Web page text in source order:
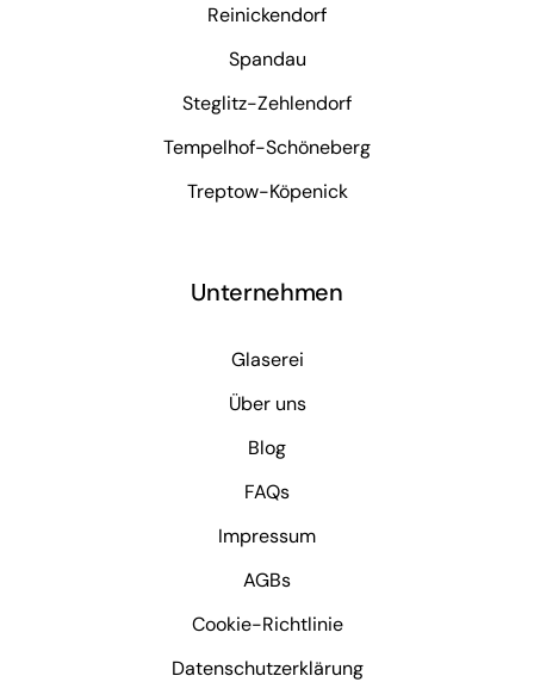
Reinickendorf
Spandau
Steglitz-Zehlendorf
Tempelhof-Schöneberg
Treptow-Köpenick
Unternehmen
Glaserei
Über uns
Blog
FAQs
Impressum
AGBs
Cookie-Richtlinie
Datenschutzerklärung